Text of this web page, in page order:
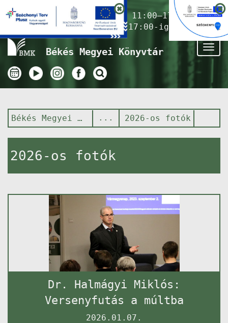
Nyitvatartás ma:11:00–17:00
(Gyermekkönyvtár 17:00-ig)
Békés Megyei Könyvtár
Békés Megyei Könyvtár 2026-os fotók
2026-os fotók
Dr. Halmágyi Miklós:
Versenyfutás a múltba
2026.01.07.